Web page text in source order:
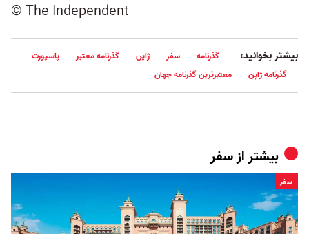
© The Independent
بیشتر بخوانید: گذرنامه سفر ژاپن گذرنامه معتبر
پاسپورت
گذرنامه ژاپن
معتبرترین گذرنامه جهان
بیشتر ازسفر
سفر